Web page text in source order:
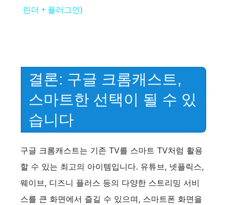
V
i
d
e
o
린더 + 플러그인)
결론: 구글 크롬캐스트,
스마트한 선택이 될 수 있
습니다
구글 크롬캐스트는 기존 TV를 스마트 TV처럼 활용
할 수 있는 최고의 아이템입니다. 유튜브, 넷플릭스,
웨이브, 디즈니 플러스 등의 다양한 스트리밍 서비
스를 큰 화면에서 즐길 수 있으며, 스마트폰 화면을